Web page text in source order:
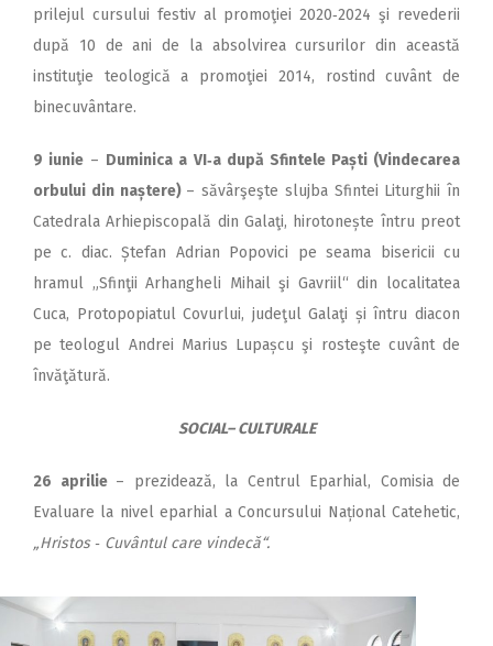
prilejul cursului festiv al promoţiei 2020‑2024 şi revederii
după 10 de ani de la absolvirea cursurilor din această
instituţie teologică a promoţiei 2014, rostind cuvânt de
binecuvântare.
9 iunie – Duminica a VI‑a după Sfintele Paști (Vindecarea
orbului din naștere) – săvârşeşte slujba Sfintei Liturghii în
Catedrala Arhiepiscopală din Galaţi, hirotonește întru preot
pe c. diac. Ștefan Adrian Popovici pe seama bisericii cu
hramul „Sfinţii Arhangheli Mihail şi Gavriil“ din localitatea
Cuca, Protopopiatul Covurlui, judeţul Galaţi și întru diacon
pe teologul Andrei Marius Lupașcu şi rosteşte cuvânt de
învăţătură.
SOCIAL– CULTURALE
26 aprilie – prezidează, la Centrul Eparhial, Comisia de
Evaluare la nivel eparhial a Concursului Național Catehetic,
„Hristos ‑ Cuvântul care vindecă“.